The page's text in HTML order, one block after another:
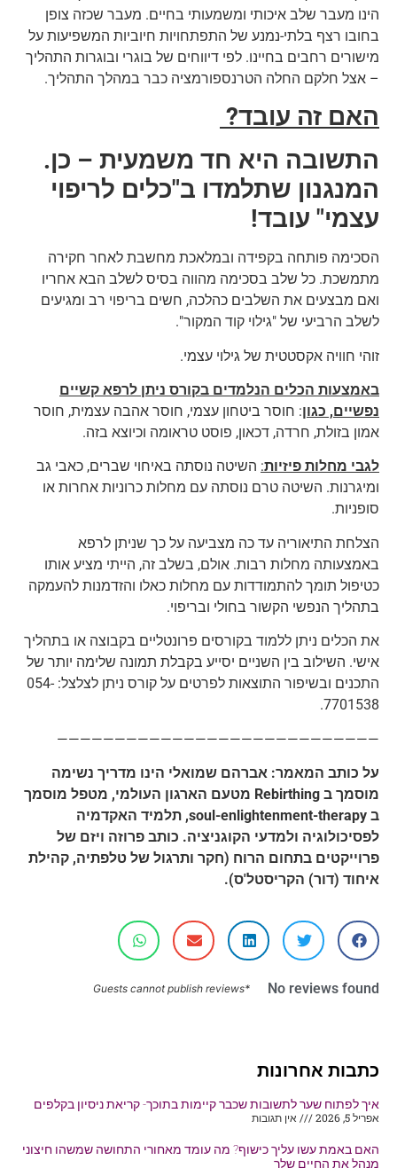
כתבות אחרונות
איך לפתוח שער לתשובות שכבר קיימות בתוכך- קריאת ניסיון בקלפים
אפריל 5, 2026
אין תגובות
האם באמת עשו עליך כישוף? מה עומד מאחורי התחושה שמשהו חיצוני
מנהל את החיים שלך
הינו מעבר שלב איכותי ומשמעותי בחיים. מעבר שכזה צופן
בחובו רצף בלתי-נמנע של התפתחויות חיוביות המשפיעות על
מישורים רחבים בחיינו. לפי דיווחים של בוגרי ובוגרות התהליך
– אצל חלקם החלה הטרנספורמציה כבר במהלך התהליך.
האם זה עובד?
התשובה היא חד משמעית – כן.
המנגנון שתלמדו ב"כלים לריפוי
עצמי" עובד!
הסכימה פותחה בקפידה ובמלאכת מחשבת לאחר חקירה
מתמשכת. כל שלב בסכימה מהווה בסיס לשלב הבא אחריו
ואם מבצעים את השלבים כהלכה, חשים בריפוי רב ומגיעים
לשלב הרביעי של "גילוי קוד המקור".
זוהי חוויה אקסטטית של גילוי עצמי.
באמצעות הכלים הנלמדים בקורס ניתן לרפא קשיים
נפשיים, כגון: חוסר ביטחון עצמי, חוסר אהבה עצמית, חוסר
אמון בזולת, חרדה, דכאון, פוסט טראומה וכיוצא בזה.
לגבי מחלות פיזיות: השיטה נוסתה באיחוי שברים, כאבי גב
ומיגרנות. השיטה טרם נוסתה עם מחלות כרוניות אחרות או
סופניות.
הצלחת התיאוריה עד כה מצביעה על כך שניתן לרפא
באמצעותה מחלות רבות. אולם, בשלב זה, הייתי מציע אותו
כטיפול תומך להתמודדות עם מחלות כאלו והזדמנות להעמקה
בתהליך הנפשי הקשור בחולי ובריפוי.
את הכלים ניתן ללמוד בקורסים פרונטליים בקבוצה או בתהליך
אישי. השילוב בין השניים יסייע בקבלת תמונה שלימה יותר של
התכנים ובשיפור התוצאות לפרטים על קורס ניתן לצלצל: 054-
7701538.
————————————————————————————
על כותב המאמר: אברהם שמואלי הינו מדריך נשימה
מוסמך ב Rebirthing מטעם הארגון העולמי, מטפל מוסמך
ב soul-enlightenment-therapy, תלמיד האקדמיה
לפסיכולוגיה ולמדעי הקוגניציה. כותב פרוזה ויזם של
פרוייקטים בתחום הרוח (חקר ותרגול של טלפתיה, קהילת
איחוד (דור) הקריסטל'ס).
No reviews found
*Guests cannot publish reviews